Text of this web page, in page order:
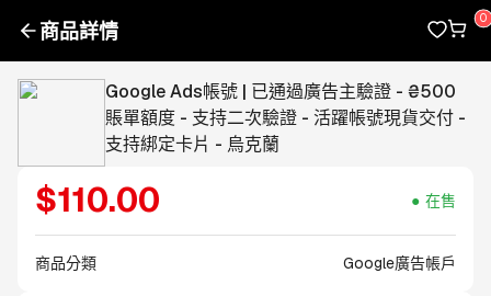
商品詳情
Google Ads帳號 | 已通過廣告主驗證 - ₴500
賬單額度 - 支持二次驗證 - 活躍帳號現貨交付 -
支持綁定卡片 - 烏克蘭
$110.00 在售
商品分類 Google廣告帳戶